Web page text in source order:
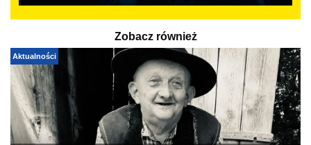
Zobacz również
Aktualności